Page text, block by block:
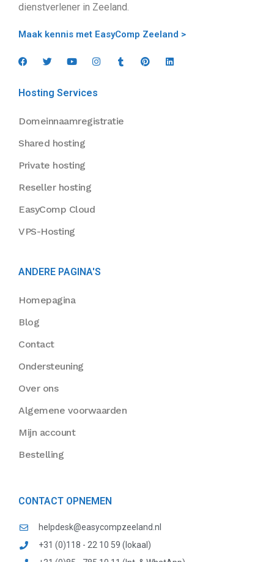
dienstverlener in Zeeland.
Maak kennis met EasyComp Zeeland >
Hosting Services
Domeinnaamregistratie
Shared hosting
Private hosting
Reseller hosting
EasyComp Cloud
VPS-Hosting
ANDERE PAGINA'S
Homepagina
Blog
Contact
Ondersteuning
Over ons
Algemene voorwaarden
Mijn account
Bestelling
CONTACT OPNEMEN
helpdesk@easycompzeeland.nl
+31 (0)118 - 22 10 59 (lokaal)